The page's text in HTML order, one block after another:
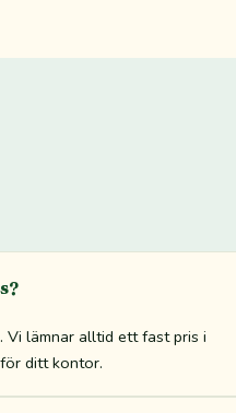
lämnar alltid ett fast pris i
ditt kontor.